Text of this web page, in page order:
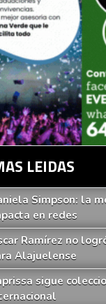
LEIDAS
Simpson: la
en redes
Ramírez no
Alajuelense
sigue